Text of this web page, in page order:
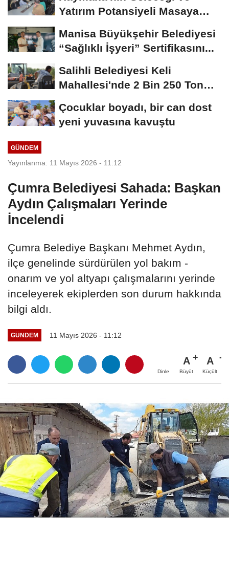
Yatırım Potansiyeli Masaya
Manisa Büyükşehir Belediyesi
“Sağlıklı İşyeri” Sertifikasını...
Salihli Belediyesi Keli
Mahallesi'nde 2 Bin 250 Ton
Çocuklar boyadı, bir can dost
yeni yuvasına kavuştu
GÜNDEM
Yayınlanma: 11 Mayıs 2026 - 11:12
Çumra Belediyesi Sahada: Başkan
Aydın Çalışmaları Yerinde
İncelendi
Çumra Belediye Başkanı Mehmet Aydın,
ilçe genelinde sürdürülen yol bakım -
onarım ve yol altyapı çalışmalarını yerinde
inceleyerek ekiplerden son durum hakkında
bilgi aldı.
GÜNDEM 11 Mayıs 2026 - 11:12
Dinle
A
Büyüt
A
Küçült